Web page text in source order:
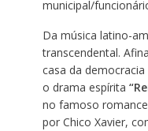
municipal/
Da música latino-
transcendental.
casa da
o drama espírita
no famoso
por Chico Xavier,